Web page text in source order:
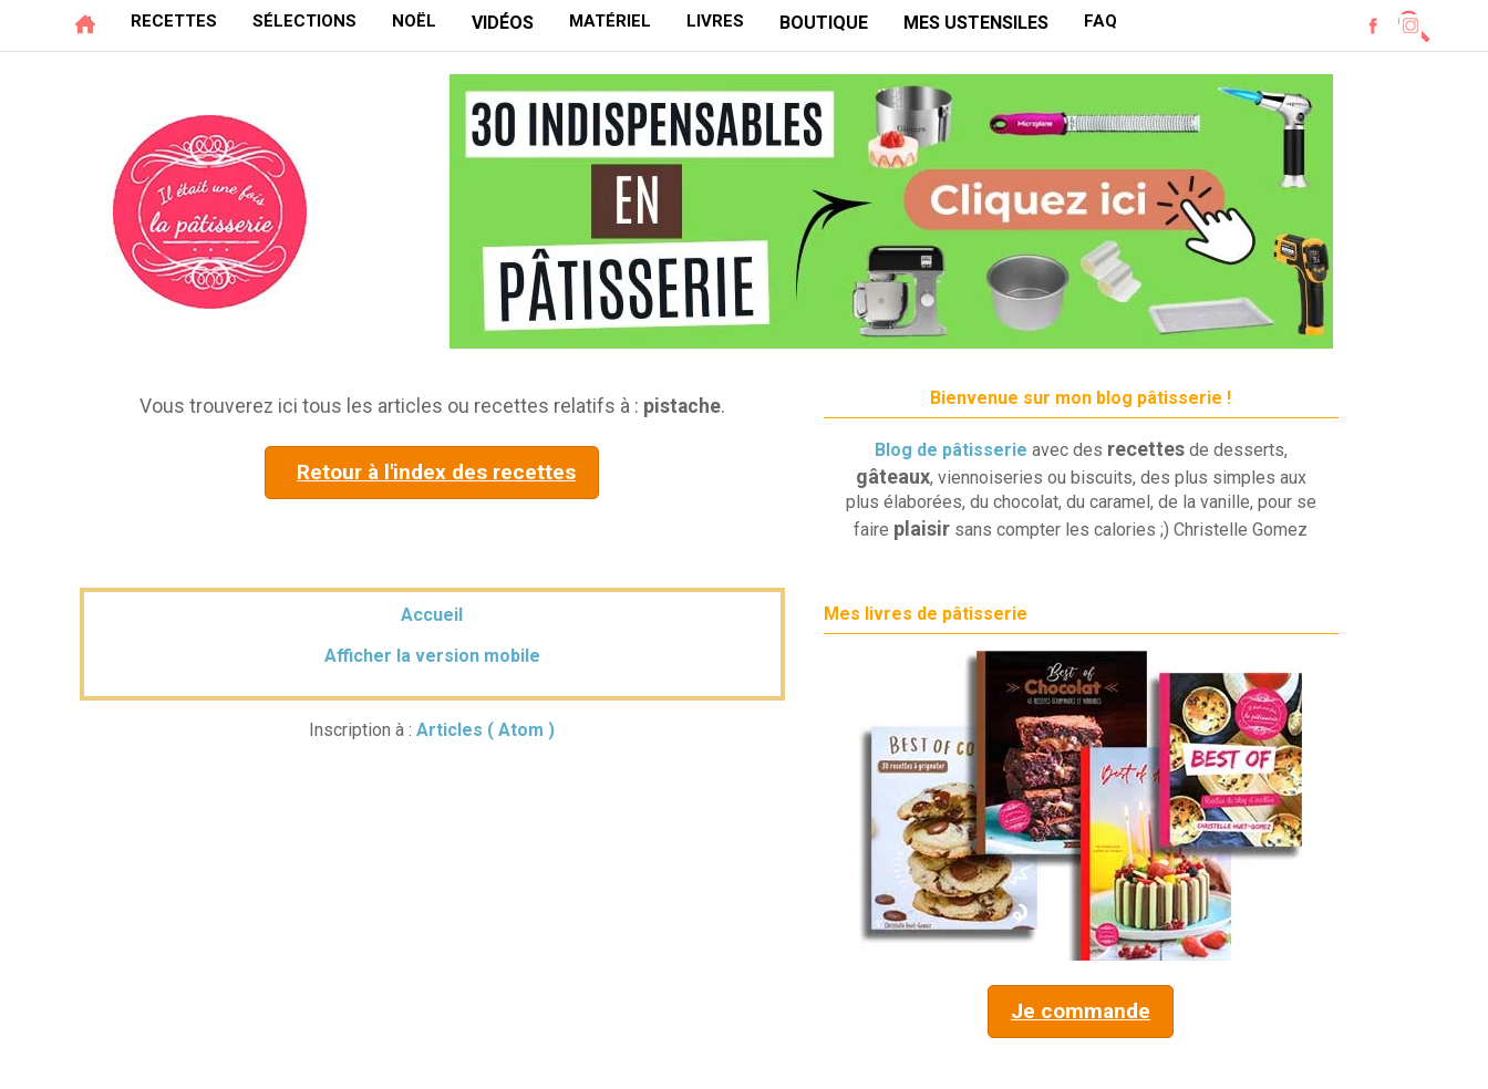
RECETTES SÉLECTIONS NOËL VIDÉOS MATÉRIEL LIVRES BOUTIQUE MES USTENSILES FAQ
Vous trouverez ici tous les articles ou recettes relatifs à : pistache.
Retour à l'index des recettes
Accueil
Afficher la version mobile
Inscription à :Articles ( Atom )
Bienvenue sur mon blog pâtisserie !
Blog de pâtisserie avec des recettes de desserts,
gâteaux, viennoiseries ou biscuits, des plus simples aux
plus élaborées, du chocolat, du caramel, de la vanille, pour se
faire plaisir sans compter les calories ;) Christelle Gomez
Mes livres de pâtisserie
Je commande